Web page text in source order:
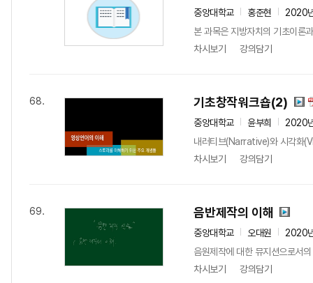
중앙대학교 홍준현
2020
본 과목은 지방자치의 기초이론
차시보기
강의담기
68. 기초창작워크숍(2)
중앙대학교 윤부희
2020
내러티브(Narrative)와 시각화
차시보기
강의담기
69. 음반제작의 이해
중앙대학교 오대원
2020
음원제작에 대한 뮤지션으로서
차시보기
강의담기